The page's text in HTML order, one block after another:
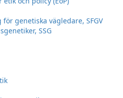
genetiska vägledare, SFGV
SSG